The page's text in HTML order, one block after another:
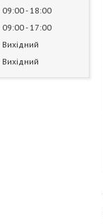
09:00 18:00
09:00 17:00
Вихідний
Вихідний